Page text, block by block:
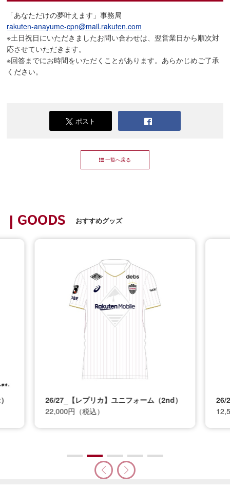
「あなただけの夢叶えます」事務局
rakuten-anayume-cpn@mail.rakuten.com
※土日祝日にいただきましたお問い合わせは、翌営業日から順次対
応させていただきます。
※回答までにお時間をいただくことがあります。あらかじめご了承
ください。
ポスト
一覧へ戻る
GOODS おすすめグッズ
26/27_【レプリカ】ユニフォーム（2nd）
22,000円（税込）
26/